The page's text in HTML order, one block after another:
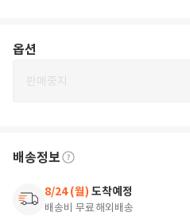
옵션
판매중지
배송정보
8/24 (월) 도착예정
배송비 무료해외배송